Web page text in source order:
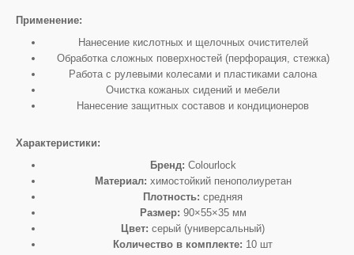
Применение:
Нанесение кислотных и щелочных очистителей
Обработка сложных поверхностей (перфорация, стежка)
Работа с рулевыми колесами и пластиками салона
Очистка кожаных сидений и мебели
Нанесение защитных составов и кондиционеров
Характеристики:
Бренд: Colourlock
Материал: химостойкий пенополиуретан
Плотность: средняя
Размер: 90×55×35 мм
Цвет: серый (универсальный)
Количество в комплекте: 10 шт